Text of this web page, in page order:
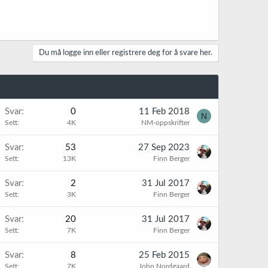
Du må logge inn eller registrere deg for å svare her.
Svar 0
Sett 4K
11 Feb 2018
NM-oppskrifter
N
Svar 53
Sett 13K
27 Sep 2023
Finn Berger
Svar 2
Sett 3K
31 Jul 2017
Finn Berger
Svar 20
Sett 7K
31 Jul 2017
Finn Berger
Svar 8
Sett 7K
25 Feb 2015
John Nordgaard